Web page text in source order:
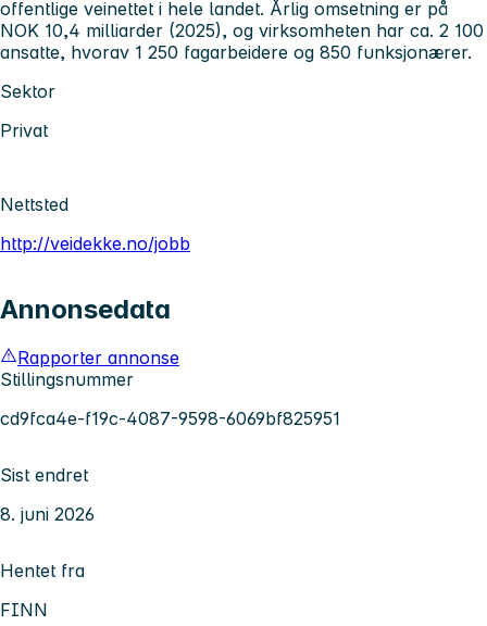
offentlige veinettet i hele landet. Årlig omsetning er på
NOK 10,4 milliarder (2025), og virksomheten har ca. 2 100
ansatte, hvorav 1 250 fagarbeidere og 850 funksjonærer.
Sektor
Privat
Nettsted
http://veidekke.no/jobb
Annonsedata
Rapporter annonse
Stillingsnummer
cd9fca4e-f19c-4087-9598-6069bf825951
Sist endret
8. juni 2026
Hentet fra
FINN